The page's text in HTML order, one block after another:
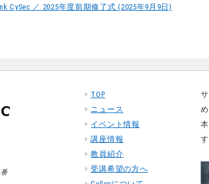
CySec ／ 2025年度前期修了式 (2025年9月9日)
TOP
ニュース
イベント情報
講座情報
教員紹介
受講希望の方へ